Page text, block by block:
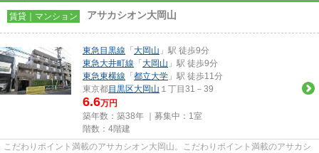
賃貸｜マンション アサカシオン大岡山
東急目黒線 「 大岡山 」駅 徒歩9分
東急大井町線 「 大岡山 」駅 徒歩9分
東急東横線 「 都立大学 」駅 徒歩11分
東京都目黒区大岡山 １丁目31－39
6.6万円
築年数：築38年 ｜募集中： 1室
階数：4階建
こだわりポイント満載のアサカシオン大岡山。こだわりポイント満載のアサカシ